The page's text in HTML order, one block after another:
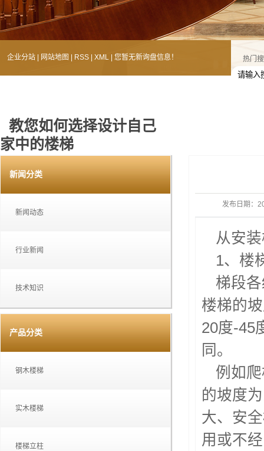
企业分站 网站地图 RSS XML 您暂无新询盘信息！ 热门
教您如何选择设计自己
家中的楼梯
新闻分类
新闻动态
行业新闻
技术知识
产品分类
钢木楼梯
实木楼梯
楼梯立柱
发布日期：
从安
1、楼
梯段
楼梯的
20度-45
同。
例如
的坡度
大、安
用或不